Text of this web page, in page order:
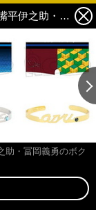
『鬼滅の刃』より、竈門炭治郎・我妻善逸・嘴平伊之助・冨岡義勇のボクサーパンツ＆ネームバングルが登場！ 2枚目の写真・画像
助・冨岡義勇のボク